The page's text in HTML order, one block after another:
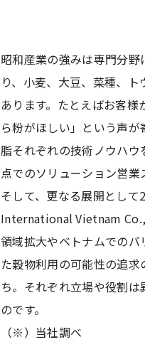
昭和産業の強みは専門分
り、小麦、大豆、菜種、
あります。たとえばお客
ら粉がほしい」という声
脂それぞれの技術ノウハ
点でのソリューション営業
そして、更なる展開とし
International Vietnam
領域拡大やベトナムでの
た穀物利用の可能性の追
ち。それぞれ立場や役割
のです。
（※）当社調べ